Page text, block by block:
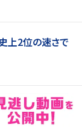
上2位の速さで